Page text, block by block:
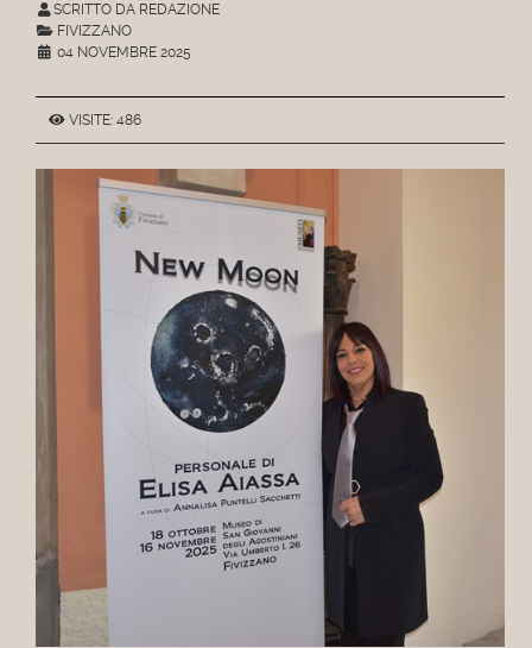
SCRITTO DA REDAZIONE
FIVIZZANO
04 NOVEMBRE 2025
VISITE: 486